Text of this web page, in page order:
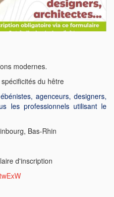
modernes.
du hêtre
agenceurs, designers,
les professionnels utilisant le
Bas-Rhin
d'inscription